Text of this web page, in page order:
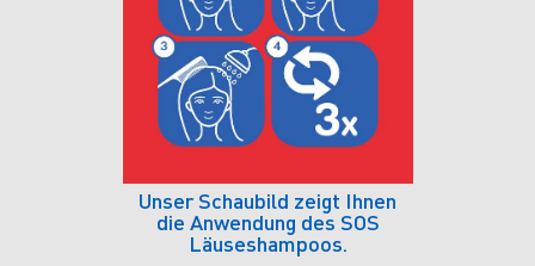
Unser Schaubild zeigt Ihnen
die Anwendung des SOS
Läuseshampoos.